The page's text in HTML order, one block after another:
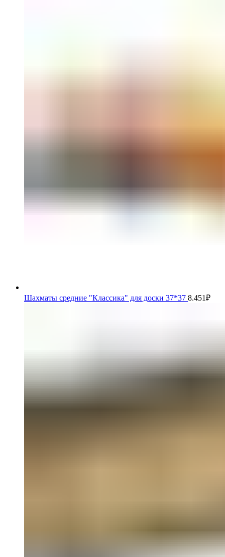
Шахматы средние "Классика" для доски 37*37 8.451₽